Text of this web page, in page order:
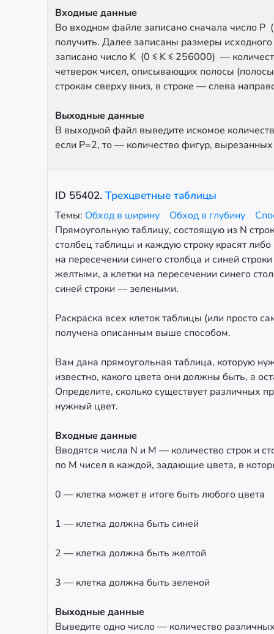
Входные данные
Во входном файле записано сначала число P
получить. Далее записаны размеры
записано число K (0 ≤ K ≤ 256000) —
четверок чисел, описывающих полосы
строкам сверху вниз, в строке — слева
Выходные данные
В выходной файл выведите искомое
если P=2, то — количество фигур, вырезанных
ID 55402. Трехцветные таблицы
Темы: Обход в ширину Обход в глубину
Прямоугольную таблицу, состоящую из N
столбец таблицы и каждую строку красят
на пересечении синего столбца и синей
желтыми, а клетки на пересечении синего
синей строки — зелеными.
Раскраска всех клеток таблицы (или просто
получена описанным выше способом.
Вам дана прямоугольная таблица, которую
известно, какого цвета они должны быть, а
Определите, сколько существует различных
нужный цвет.
Входные данные
Вводятся числа N и M — количество строк и
по M чисел в каждой, задающие цвета, в
0 — клетка может в итоге быть любого цвета
1 — клетка должна быть синей
2 — клетка должна быть желтой
3 — клетка должна быть зеленой
Выходные данные
Выведите одно число — количество